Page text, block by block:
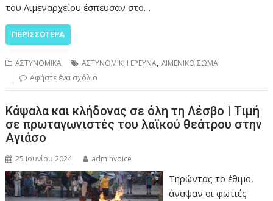
του Λιμεναρχείου έσπευσαν στο…
ΠΕΡΙΣΣΌΤΕΡΑ
ΑΣΤΥΝΟΜΙΚΑ ΑΣΤΥΝΟΜΙΚΗ ΕΡΕΥΝΑ,ΛΙΜΕΝΙΚΟ ΣΩΜΑ
Αφήστε ένα σχόλιο
Κάψαλα και κλήδονας σε όλη τη Λέσβο | Τιμή
σε πρωταγωνιστές του λαϊκού θεάτρου στην
Αγιάσο
25 Ιουνίου 2024 adminvoice
Τηρώντας το έθιμο,
άναψαν οι φωτιές